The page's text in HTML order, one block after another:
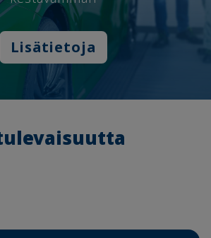
Lisätietoja